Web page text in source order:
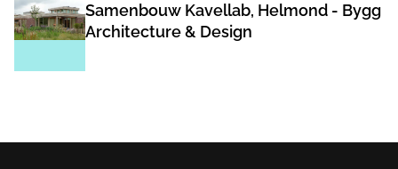
Samenbouw Kavellab, Helmond - Bygg
Architecture & Design